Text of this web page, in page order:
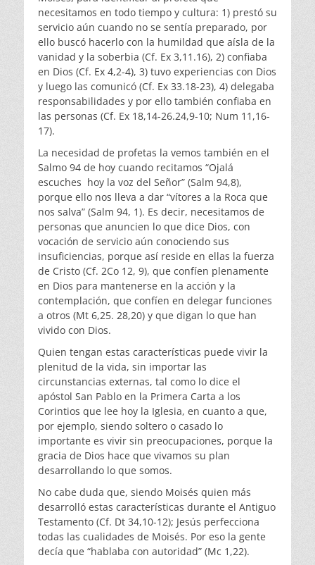
necesitamos en todo tiempo y cultura: 1) prestó su
servicio aún cuando no se sentía preparado, por
ello buscó hacerlo con la humildad que aísla de la
vanidad y la soberbia (Cf. Ex 3,11.16), 2) confiaba
en Dios (Cf. Ex 4,2-4), 3) tuvo experiencias con Dios
y luego las comunicó (Cf. Ex 33.18-23), 4) delegaba
responsabilidades y por ello también confiaba en
las personas (Cf. Ex 18,14-26.24,9-10; Num 11,16-
17).
La necesidad de profetas la vemos también en el
Salmo 94 de hoy cuando recitamos “Ojalá
escuches hoy la voz del Señor” (Salm 94,8),
porque ello nos lleva a dar “vítores a la Roca que
nos salva” (Salm 94, 1). Es decir, necesitamos de
personas que anuncien lo que dice Dios, con
vocación de servicio aún conociendo sus
insuficiencias, porque así reside en ellas la fuerza
de Cristo (Cf. 2Co 12, 9), que confíen plenamente
en Dios para mantenerse en la acción y la
contemplación, que confíen en delegar funciones
a otros (Mt 6,25. 28,20) y que digan lo que han
vivido con Dios.
Quien tengan estas características puede vivir la
plenitud de la vida, sin importar las
circunstancias externas, tal como lo dice el
apóstol San Pablo en la Primera Carta a los
Corintios que lee hoy la Iglesia, en cuanto a que,
por ejemplo, siendo soltero o casado lo
importante es vivir sin preocupaciones, porque la
gracia de Dios hace que vivamos su plan
desarrollando lo que somos.
No cabe duda que, siendo Moisés quien más
desarrolló estas características durante el Antiguo
Testamento (Cf. Dt 34,10-12); Jesús perfecciona
todas las cualidades de Moisés. Por eso la gente
decía que “hablaba con autoridad” (Mc 1,22).